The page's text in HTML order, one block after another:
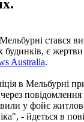
стався
будинків, є
Australia.
в Мельбурні
повідомлення
у фойє
- йдеться в